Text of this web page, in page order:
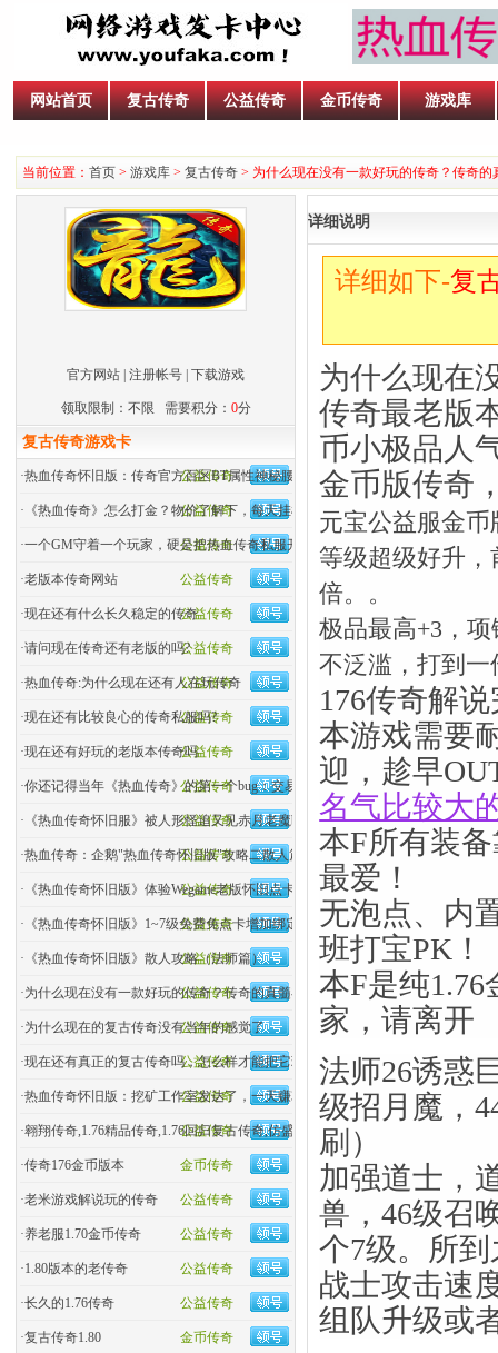
网站首页 复古传奇 公益传奇 金币传奇 游戏库
当前位置： 首页 > 游戏库 > 复古传奇 > 为什么现在没有一款好玩的传奇？传奇的
官方网站 注册帐号 下载游戏
领取限制：不限 需要积分： 0分
复古传奇游戏卡
公益传奇
·热血传奇怀旧版：传奇官方百区BT属性神秘腰带来历
公益传奇
· 《热血传奇》怎么打金？物价了解下，每天挂机挣个烟钱
公益传奇
·一个GM守着一个玩家，硬是把热血传奇私服开了两年！
公益传奇
·老版本传奇网站
公益传奇
·现在还有什么长久稳定的传奇
公益传奇
·请问现在传奇还有老版的吗?
公益传奇
·热血传奇:为什么现在还有人在玩传奇
公益传奇
·现在还有比较良心的传奇私服吗?
公益传奇
·现在还有好玩的老版本传奇吗
公益传奇
·你还记得当年《热血传奇》的第一个bug：交易bug吗？
公益传奇
· 《热血传奇怀旧服》被人形怪追又见赤月老魔boss
公益传奇
·热血传奇：企鹅"热血传奇怀旧版"攻略二散人篇（战士）
公益传奇
· 《热血传奇怀旧版》体验Wegame老版怀旧点卡模式1.76依
公益传奇
· 《热血传奇怀旧版》1~7级免费免点卡增加绑定金币
公益传奇
· 《热血传奇怀旧版》散人攻略（法师篇）
公益传奇
·为什么现在没有一款好玩的传奇？传奇的真髓在哪？
公益传奇
·为什么现在的复古传奇没有当年的感觉了
公益传奇
·现在还有真正的复古传奇吗，怎么样才能把它玩好
公益传奇
·热血传奇怀旧版：挖矿工作室发达了，一天赚3000
公益传奇
·翱翔传奇,1.76精品传奇,1.76回归复古传奇,仿盛大热血�
金币传奇
·传奇176金币版本
公益传奇
·老米游戏解说玩的传奇
公益传奇
·养老服1.70金币传奇
公益传奇
·1.80版本的老传奇
公益传奇
·长久的1.76传奇
金币传奇
·复古传奇1.80
详细说明
详细如下-复
为什么现在
传奇最老版
币小极品人
金币版传奇
元宝公益服金
等级超级好升，
倍。。
极品最高+3，
不泛滥，打到
176传奇解
本游戏需要
迎，趁早
名气比较大
本F所有装
最爱！
无泡点、内
班打宝PK！
本F是纯
家，请离开
法师26诱惑
级招月魔，
刷）
加强道士，
兽，46级召
个7级。所
战士攻击速
组队升级或